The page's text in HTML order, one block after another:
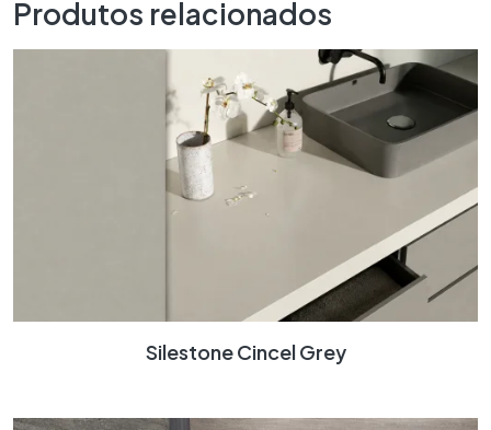
Produtos relacionados
Silestone Cincel Grey